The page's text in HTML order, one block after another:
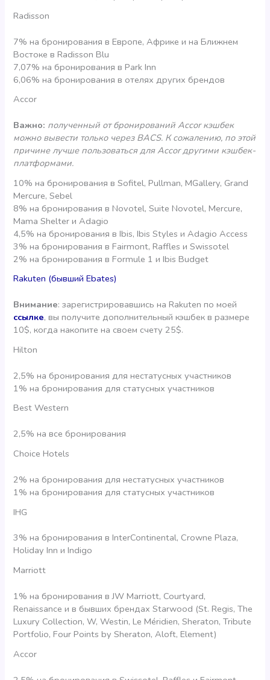
Radisson
7% на бронирования в Европе, Африке и на Ближнем
Востоке в Radisson Blu
7,07% на бронирования в Park Inn
6,06% на бронирования в отелях других брендов
Accor
Важно: полученный от бронирований Accor кэшбек
можно вывести только через BACS. К сожалению, по этой
причине лучше пользоваться для Accor другими кэшбек-
платформами.
10% на бронирования в Sofitel, Pullman, MGallery, Grand
Mercure, Sebel
8% на бронирования в Novotel, Suite Novotel, Mercure,
Mama Shelter и Adagio
4,5% на бронирования в Ibis, Ibis Styles и Adagio Access
3% на бронирования в Fairmont, Raffles и Swissotel
2% на бронирования в Formule 1 и Ibis Budget
Rakuten (бывший Ebates)
Внимание: зарегистрировавшись на Rakuten по моей
ссылке, вы получите дополнительный кэшбек в размере
10$, когда накопите на своем счету 25$.
Hilton
2,5% на бронирования для нестатусных участников
1% на бронирования для статусных участников
Best Western
2,5% на все бронирования
Choice Hotels
2% на бронирования для нестатусных участников
1% на бронирования для cтатусных участников
IHG
3% на бронирования в InterContinental, Crowne Plaza,
Holiday Inn и Indigo
Marriott
1% на бронирования в JW Marriott, Courtyard,
Renaissance и в бывших брендах Starwood (St. Regis, The
Luxury Collection, W, Westin, Le Méridien, Sheraton, Tribute
Portfolio, Four Points by Sheraton, Aloft, Element)
Accor